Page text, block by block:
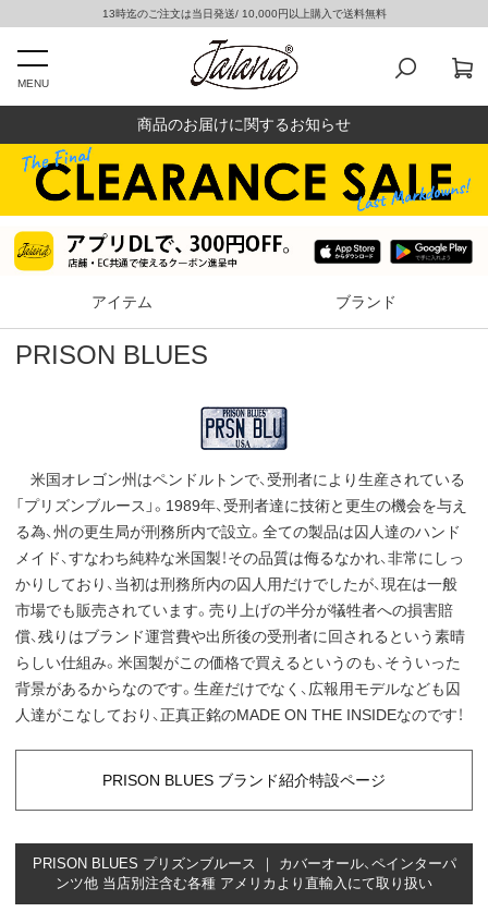
13時迄のご注文は当日発送/ 10,000円以上購入で送料無料
MENU
商品のお届けに関するお知らせ
アイテム ブランド
PRISON BLUES
米国オレゴン州はペンドルトンで、受刑者により生産されている
「プリズンブルース」。1989年、受刑者達に技術と更生の機会を与え
る為、州の更生局が刑務所内で設立。全ての製品は囚人達のハンド
メイド、すなわち純粋な米国製！その品質は侮るなかれ、非常にしっ
かりしており、当初は刑務所内の囚人用だけでしたが、現在は一般
市場でも販売されています。売り上げの半分が犠牲者への損害賠
償、残りはブランド運営費や出所後の受刑者に回されるという素晴
らしい仕組み。米国製がこの価格で買えるというのも、そういった
背景があるからなのです。生産だけでなく、広報用モデルなども囚
人達がこなしており、正真正銘のMADE ON THE INSIDEなのです！
PRISON BLUES ブランド紹介特設ページ
PRISON BLUES プリズンブルース ｜ カバーオール、ペインターパ
ンツ他 当店別注含む各種 アメリカより直輸入にて取り扱い